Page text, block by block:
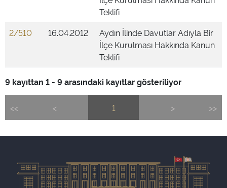
Teklifi
2/510
16.04.2012
Aydın İlinde Davutlar Adıyla Bir
İlçe Kurulması Hakkında Kanun
Teklifi
9 kayıttan 1 - 9 arasındaki kayıtlar gösteriliyor
<< < 1 > >>